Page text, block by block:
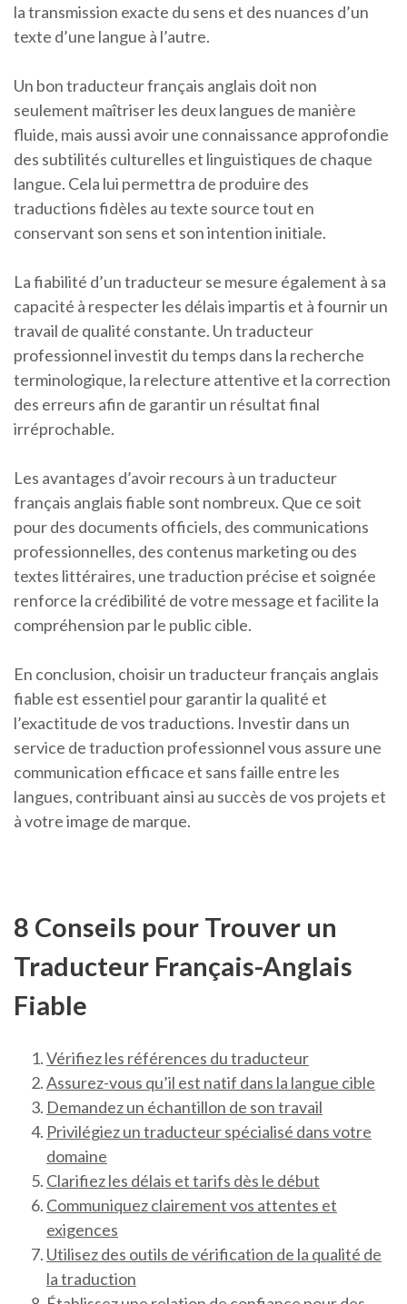
la transmission exacte du sens et des nuances d’un
texte d’une langue à l’autre.
Un bon traducteur français anglais doit non
seulement maîtriser les deux langues de manière
fluide, mais aussi avoir une connaissance approfondie
des subtilités culturelles et linguistiques de chaque
langue. Cela lui permettra de produire des
traductions fidèles au texte source tout en
conservant son sens et son intention initiale.
La fiabilité d’un traducteur se mesure également à sa
capacité à respecter les délais impartis et à fournir un
travail de qualité constante. Un traducteur
professionnel investit du temps dans la recherche
terminologique, la relecture attentive et la correction
des erreurs afin de garantir un résultat final
irréprochable.
Les avantages d’avoir recours à un traducteur
français anglais fiable sont nombreux. Que ce soit
pour des documents officiels, des communications
professionnelles, des contenus marketing ou des
textes littéraires, une traduction précise et soignée
renforce la crédibilité de votre message et facilite la
compréhension par le public cible.
En conclusion, choisir un traducteur français anglais
fiable est essentiel pour garantir la qualité et
l’exactitude de vos traductions. Investir dans un
service de traduction professionnel vous assure une
communication efficace et sans faille entre les
langues, contribuant ainsi au succès de vos projets et
à votre image de marque.
8 Conseils pour Trouver un
Traducteur Français-Anglais
Fiable
Vérifiez les références du traducteur
Assurez-vous qu’il est natif dans la langue cible
Demandez un échantillon de son travail
Privilégiez un traducteur spécialisé dans votre
domaine
Clarifiez les délais et tarifs dès le début
Communiquez clairement vos attentes et
exigences
Utilisez des outils de vérification de la qualité de
la traduction